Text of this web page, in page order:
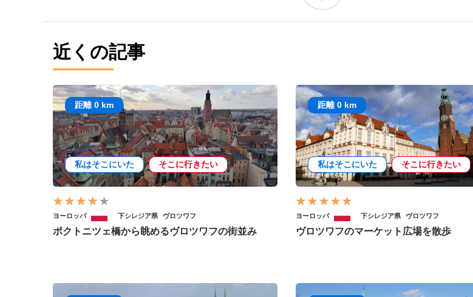
近くの記事
距離 0 km
私はそこにいた そこに行きたい
ヨーロッパ 下シレジア県 ヴロツワフ
ポクトニツェ橋から眺めるヴロツワフの街並み
距離 0 km
私はそこにいた そこに行きたい
ヨーロッパ 下シレジア県 ヴロツワフ
ヴロツワフのマーケット広場を散歩